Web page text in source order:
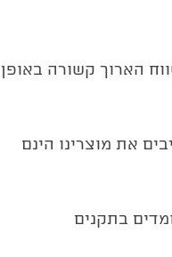
הארוך קשורה באופן
את מוצרינו הינם
בתקנים